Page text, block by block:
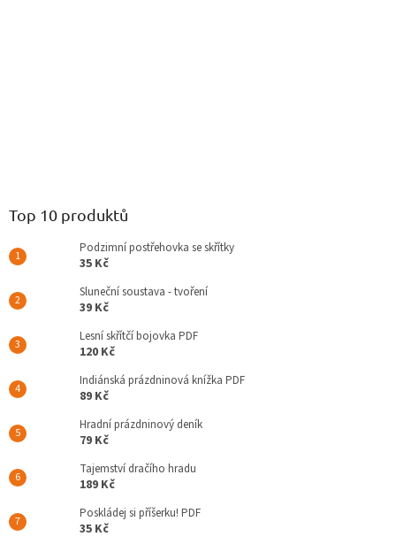
Top 10 produktů
Podzimní postřehovka se skřítky
35 Kč
Sluneční soustava - tvoření
39 Kč
Lesní skřítčí bojovka PDF
120 Kč
Indiánská prázdninová knížka PDF
89 Kč
Hradní prázdninový deník
79 Kč
Tajemství dračího hradu
189 Kč
Poskládej si příšerku! PDF
35 Kč